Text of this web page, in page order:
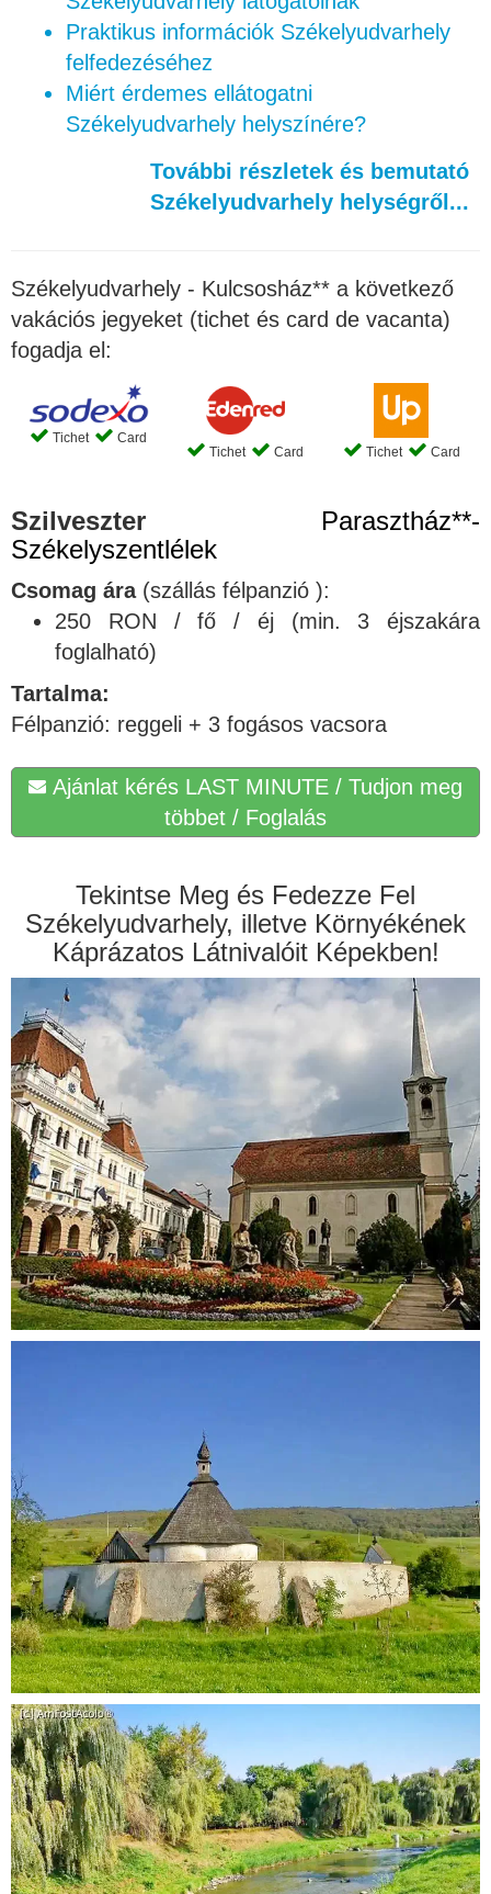
Praktikus információk Székelyudvarhely
felfedezéséhez
Miért érdemes ellátogatni
Székelyudvarhely helyszínére?
További részletek és bemutató
Székelyudvarhely helységről...
Székelyudvarhely - Kulcsosház** a következő
vakációs jegyeket (tichet és card de vacanta)
fogadja el:
Tichet
Card
Tichet
Card Tichet Card
Szilveszter Parasztház**-
Székelyszentlélek
Csomag ára (szállás félpanzió ):
250 RON / fő / éj (min. 3 éjszakára
foglalható)
Tartalma:
Félpanzió: reggeli + 3 fogásos vacsora
Ajánlat kérés LAST MINUTE / Tudjon meg
többet / Foglalás
Tekintse Meg és Fedezze Fel
Székelyudvarhely, illetve Környékének
Káprázatos Látnivalóit Képekben!